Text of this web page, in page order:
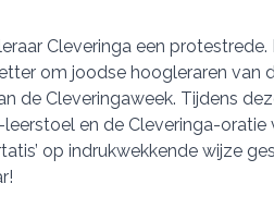
Cleveringa een
om joodse hoogleraren van
de Cleveringaweek. Tijdens
en de Cleveringa-
op indrukwekkende wijze